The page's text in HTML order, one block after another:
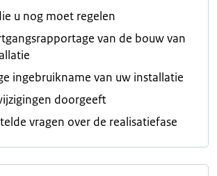
u nog moet regelen
van de bouw van
ingebruikname van uw installatie
doorgeeft
vragen over de realisatiefase